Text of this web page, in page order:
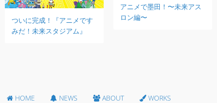
ついに完成！『アニメです
みだ！未来スタジアム』
アニメで墨田！〜未来アス
ロン編〜
HOME NEWS ABOUT WORKS